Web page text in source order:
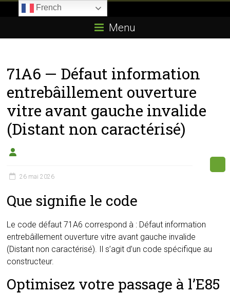
E85.com
passion
boîtier
éthanol
Menu
71A6 — Défaut information
entrebâillement ouverture
vitre avant gauche invalide
(Distant non caractérisé)
26 mai 2026
Que signifie le code
Le code défaut 71A6 correspond à : Défaut information
entrebâillement ouverture vitre avant gauche invalide
(Distant non caractérisé). Il s’agit d’un code spécifique au
constructeur.
Optimisez votre passage à l’E85
French